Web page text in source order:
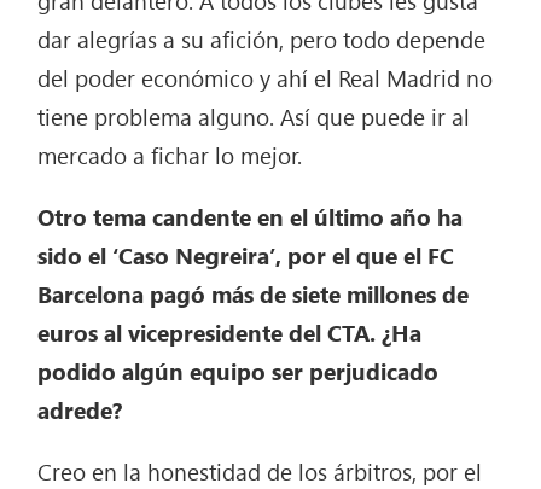
dar alegrías a su afición, pero todo depende
del poder económico y ahí el Real Madrid no
tiene problema alguno. Así que puede ir al
mercado a fichar lo mejor.
Otro tema candente en el último año ha
sido el ‘Caso Negreira’, por el que el FC
Barcelona pagó más de siete millones de
euros al vicepresidente del CTA. ¿Ha
podido algún equipo ser perjudicado
adrede?
Creo en la honestidad de los árbitros, por el